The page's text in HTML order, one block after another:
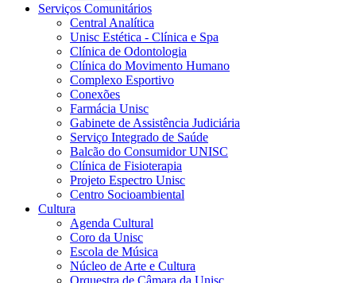
Serviços Comunitários
Central Analítica
Unisc Estética - Clínica e Spa
Clínica de Odontologia
Clínica do Movimento Humano
Complexo Esportivo
Conexões
Farmácia Unisc
Gabinete de Assistência Judiciária
Serviço Integrado de Saúde
Balcão do Consumidor UNISC
Clínica de Fisioterapia
Projeto Espectro Unisc
Centro Socioambiental
Cultura
Agenda Cultural
Coro da Unisc
Escola de Música
Núcleo de Arte e Cultura
Orquestra de Câmara da Unisc